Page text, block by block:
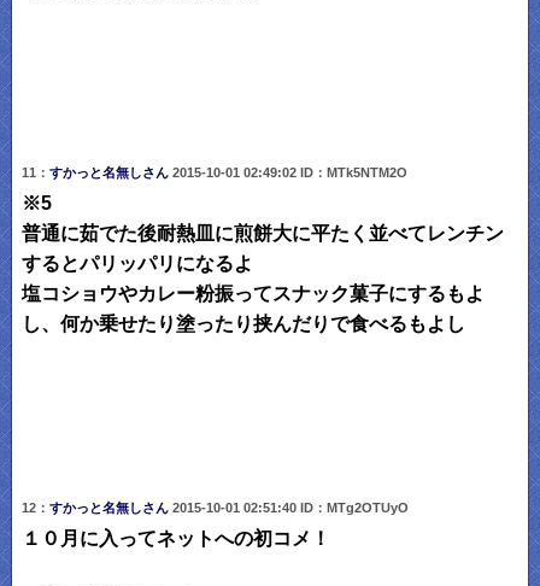
11： すかっと名無しさん 2015-10-01 02:49:02 ID：MTk5NTM2O
※5
普通に茹でた後耐熱皿に煎餅大に平たく並べてレンチン
するとパリッパリになるよ
塩コショウやカレー粉振ってスナック菓子にするもよ
し、何か乗せたり塗ったり挟んだりで食べるもよし
12： すかっと名無しさん 2015-10-01 02:51:40 ID：MTg2OTUyO
１０月に入ってネットへの初コメ！